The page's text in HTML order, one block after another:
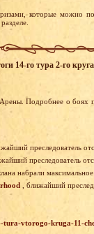
которые можно
14-го тура 2-го
Подробнее о боях
преследователь
преследователь
набрали
, ближайший
tura-vtorogo-kruga-11-